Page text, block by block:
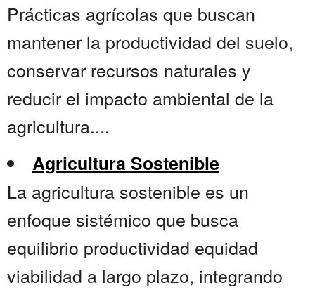
Prácticas agrícolas que buscan
mantener la productividad del suelo,
conservar recursos naturales y
reducir el impacto ambiental de la
agricultura....
Agricultura Sostenible
La agricultura sostenible es un
enfoque sistémico que busca
equilibrio productividad equidad
viabilidad a largo plazo, integrando